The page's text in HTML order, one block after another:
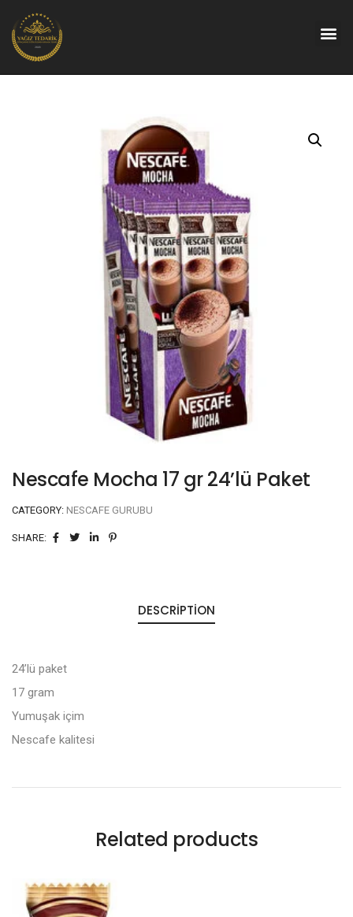
Nescafe Mocha 17 gr 24’lü Paket
CATEGORY: NESCAFE GURUBU
SHARE:
DESCRIPTION
24’lü paket
17 gram
Yumuşak içim
Nescafe kalitesi
Related products